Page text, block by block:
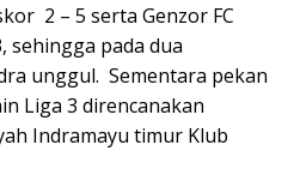
2 – 5 serta Genzor FC
sehingga pada dua
unggul. Sementara pekan
Liga 3 direncanakan
Indramayu timur Klub